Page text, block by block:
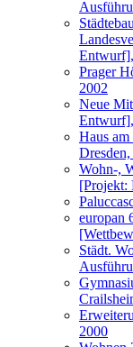
Prager
2002
Neue
Haus
Dresden,
Wohn-,
[Projekt:
europan
Städt.
2000